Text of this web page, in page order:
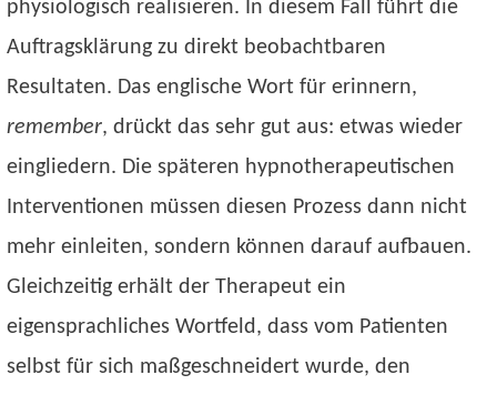
physiologisch realisieren. In diesem Fall führt die
Auftragsklärung zu direkt beobachtbaren
Resultaten. Das englische Wort für erinnern,
remember, drückt das sehr gut aus: etwas wieder
eingliedern. Die späteren hypnotherapeutischen
Interventionen müssen diesen Prozess dann nicht
mehr einleiten, sondern können darauf aufbauen.
Gleichzeitig erhält der Therapeut ein
eigensprachliches Wortfeld, dass vom Patienten
selbst für sich maßgeschneidert wurde, den